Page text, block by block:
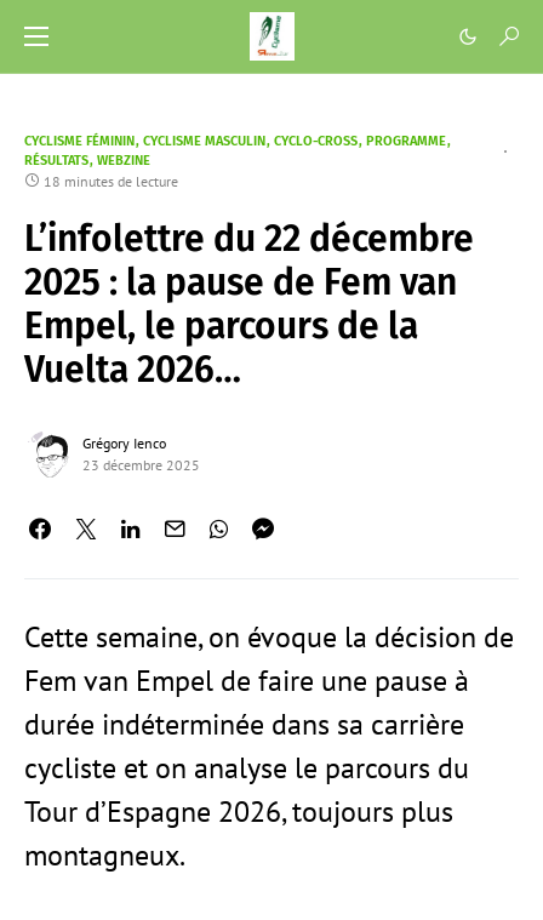
CYCLISME FÉMININ CYCLISME MASCULIN CYCLO-CROSS PROGRAMME
RÉSULTATS WEBZINE
18 minutes de lecture
L’infolettre du 22 décembre
2025 : la pause de Fem van
Empel, le parcours de la
Vuelta 2026…
Grégory Ienco
23 décembre 2025
Cette semaine, on évoque la décision de
Fem van Empel de faire une pause à
durée indéterminée dans sa carrière
cycliste et on analyse le parcours du
Tour d’Espagne 2026, toujours plus
montagneux.